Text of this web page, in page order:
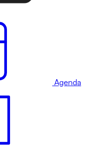
Agenda